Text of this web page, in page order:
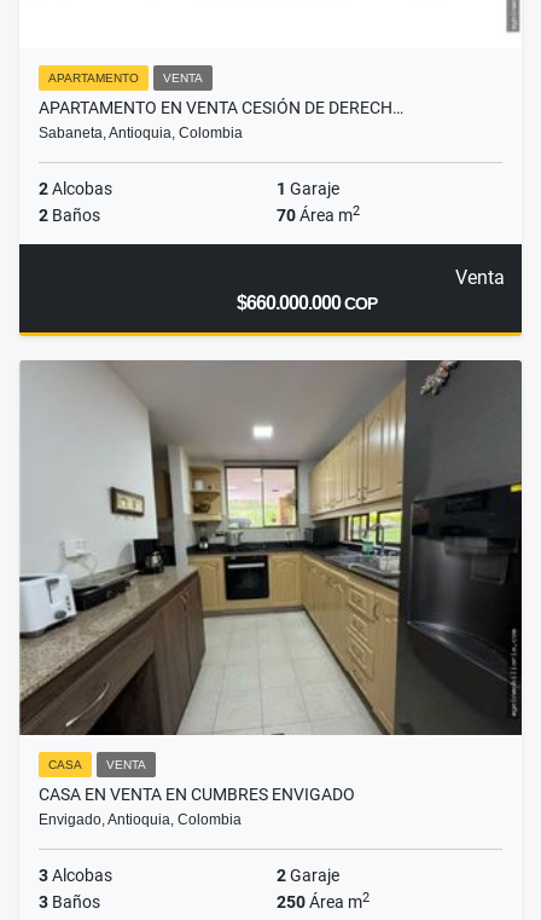
APARTAMENTO VENTA
APARTAMENTO EN VENTA CESIÓN DE DERECH…
Sabaneta, Antioquia, Colombia
2Alcobas 1 Garaje
2 Baños 70Área m2
Venta
$660.000.000COP
CASA VENTA
CASA EN VENTA EN CUMBRES ENVIGADO
Envigado, Antioquia, Colombia
3Alcobas 2Garaje
3 Baños 250Área m2